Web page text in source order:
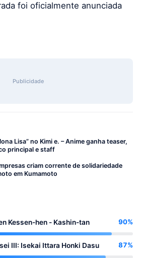
foi oficialmente anunciada
Publicidade
Lisa” no Kimi e. – Anime ganha teaser,
principal e staff
criam corrente de solidariedade
em Kumamoto
Kessen-hen - Kashin-tan 90%
III: Isekai Ittara Honki Dasu 87%